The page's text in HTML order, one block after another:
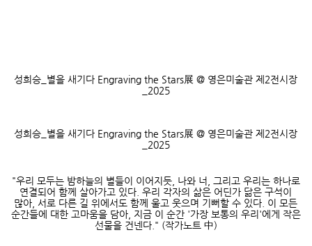
성희승 별을 새기다 Engraving the Stars展@ 영은미술관 제 2전시장
_2025
성희승 별을 새기다 Engraving the Stars展@ 영은미술관 제 2전시장
_2025
"우리 모두는 밤하늘의 별들이 이어지듯, 나와 너
그리고 우리는 하나로
연결되어 함께 살아가고 있다 .우리 각자의 삶은 어딘가 닮은 구석이
많아 ,서로 다른 길 위에서도 함께 울고 웃으며 기뻐할 수 있다 이 모든
순간들에 대한 고마움을 담아, 지금 이 순간 '가장 보통의 우리 '에게 작은
선물을 건넨다." (작가노트 中)